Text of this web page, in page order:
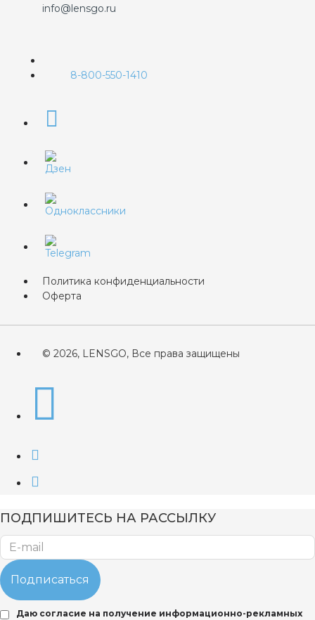
info@lensgo.ru
8-800-550-1410
Политика конфиденциальности
Оферта
© 2026, LENSGO, Все права защищены
ПОДПИШИТЕСЬ НА РАССЫЛКУ
Подписаться
Даю согласие на получение информационно-рекламных